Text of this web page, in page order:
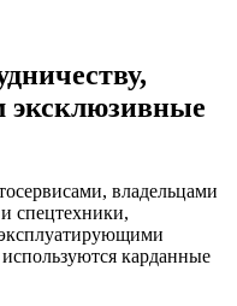
эксклюзивные
владельцами
спецтехники,
карданные